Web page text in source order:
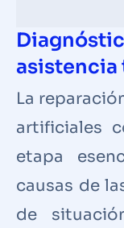
asistencia
La
artificiales
etapa
causas de
de